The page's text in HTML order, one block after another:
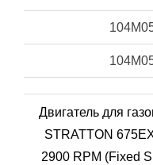
Двигатель для
STRATTON
2900 RPM (Fixed